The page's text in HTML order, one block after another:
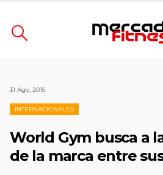
31 Ago, 2015
INTERNACIONALES
World Gym busca a
de la marca entre